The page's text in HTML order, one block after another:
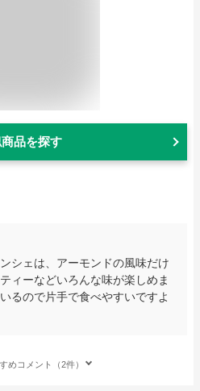
品を探す
シェは、アーモンドの風味だけ
ィーなどいろんな味が楽しめま
るので片手で食べやすいですよ
めコメント（2件）